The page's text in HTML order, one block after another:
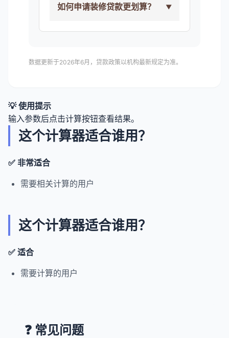
如何申请装修贷款更划算？
数据更新于2026年6月，贷款政策以机构最新规定为准。
💡 使用提示
输入参数后点击计算按钮查看结果。
这个计算器适合谁用？
✅ 非常适合
需要相关计算的用户
这个计算器适合谁用？
✅ 适合
需要计算的用户
❓ 常见问题